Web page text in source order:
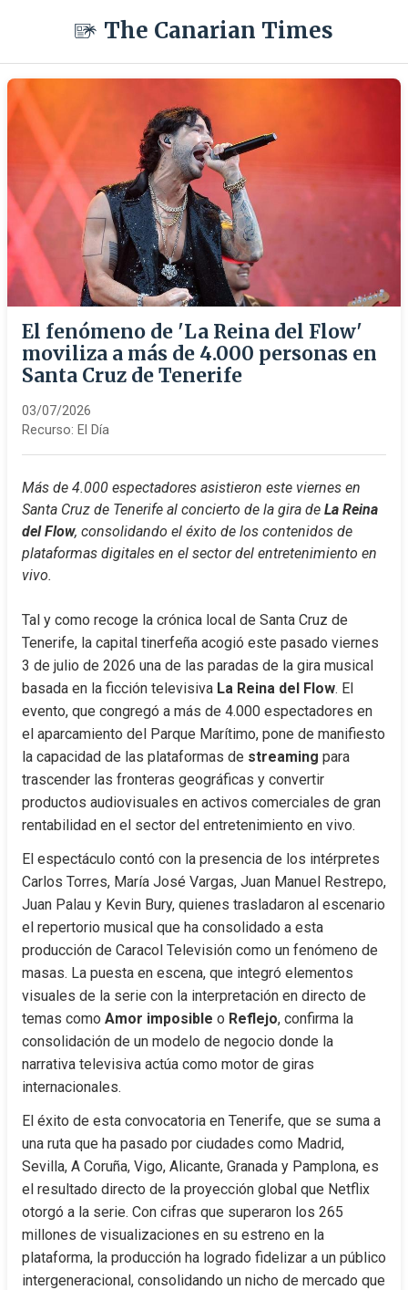
The Canarian Times
El fenómeno de 'La Reina del Flow'
moviliza a más de 4.000 personas en
Santa Cruz de Tenerife
03/07/2026
Recurso: El Día
Más de 4.000 espectadores asistieron este viernes en
Santa Cruz de Tenerife al concierto de la gira de La Reina
del Flow, consolidando el éxito de los contenidos de
plataformas digitales en el sector del entretenimiento en
vivo.
Tal y como recoge la crónica local de Santa Cruz de
Tenerife, la capital tinerfeña acogió este pasado viernes
3 de julio de 2026 una de las paradas de la gira musical
basada en la ficción televisiva La Reina del Flow. El
evento, que congregó a más de 4.000 espectadores en
el aparcamiento del Parque Marítimo, pone de manifiesto
la capacidad de las plataformas de streaming para
trascender las fronteras geográficas y convertir
productos audiovisuales en activos comerciales de gran
rentabilidad en el sector del entretenimiento en vivo.
El espectáculo contó con la presencia de los intérpretes
Carlos Torres, María José Vargas, Juan Manuel Restrepo,
Juan Palau y Kevin Bury, quienes trasladaron al escenario
el repertorio musical que ha consolidado a esta
producción de Caracol Televisión como un fenómeno de
masas. La puesta en escena, que integró elementos
visuales de la serie con la interpretación en directo de
temas como Amor imposible o Reflejo, confirma la
consolidación de un modelo de negocio donde la
narrativa televisiva actúa como motor de giras
internacionales.
El éxito de esta convocatoria en Tenerife, que se suma a
una ruta que ha pasado por ciudades como Madrid,
Sevilla, A Coruña, Vigo, Alicante, Granada y Pamplona, es
el resultado directo de la proyección global que Netflix
otorgó a la serie. Con cifras que superaron los 265
millones de visualizaciones en su estreno en la
plataforma, la producción ha logrado fidelizar a un público
intergeneracional, consolidando un nicho de mercado que